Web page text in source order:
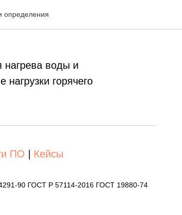
определения
нагрева воды и
горячего
ПО Кейсы
90 ГОСТ Р 57114-2016 ГОСТ 19880-74